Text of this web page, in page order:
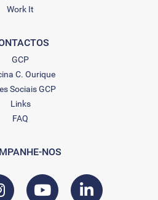
Work It
GCP
C. Ourique
Sociais GCP
Links
FAQ
NOS